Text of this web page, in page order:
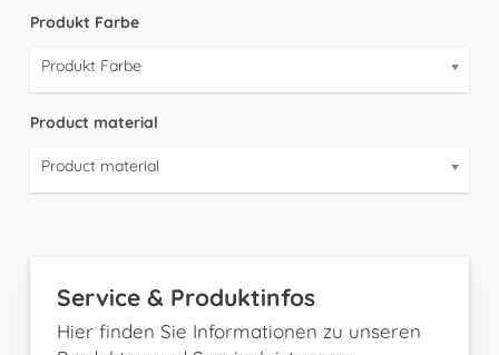
Produkt Farbe
Produkt Farbe
Product material
Product material
Service & Produktinfos
Hier finden Sie Informationen zu unseren